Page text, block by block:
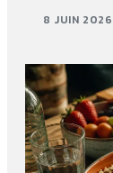
8 JUIN 2026